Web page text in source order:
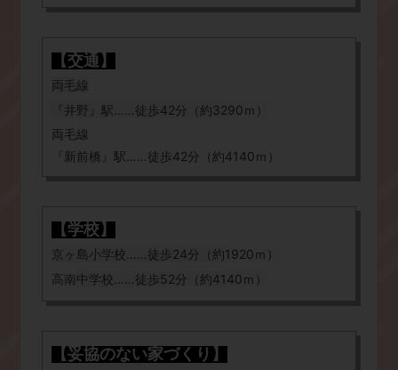
【交通】
両毛線
『井野』駅……徒歩42分（約3290ｍ）
​両毛線
​『新前橋』駅……徒歩42分（約4140ｍ）
【学校】
​京ヶ島 小学校……徒歩24分（約1920ｍ）
​高南中学校 ……徒歩52分（約4140ｍ）
【妥協のない家づくり】